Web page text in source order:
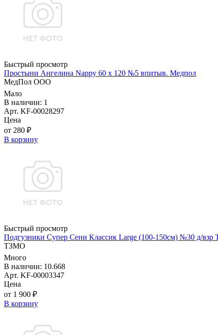
Быстрый просмотр
Простыни Ангелина Nappy 60 х 120 №5 впитыв. Медпол
МедПол ООО
Мало
В наличии: 1
Арт. KF-00028297
Цена
от 280 ₽
В корзину
Быстрый просмотр
Подгузники Супер Сени Классик Large (100-150см) №30 д/
ТЗМО
Много
В наличии: 10.668
Арт. KF-00003347
Цена
от 1 900 ₽
В корзину